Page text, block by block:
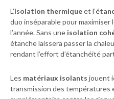
L’isolation thermiqueet l’
duo inséparable pour
l’année. Sans une isolation
étanche laissera passer la
rendant l’effort d’étanchéité
Les matériaux isolants jouent
transmission des températures